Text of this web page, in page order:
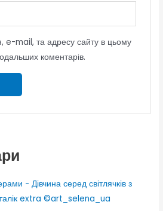
e-mail, та адресу сайту в цьому
коментарів.